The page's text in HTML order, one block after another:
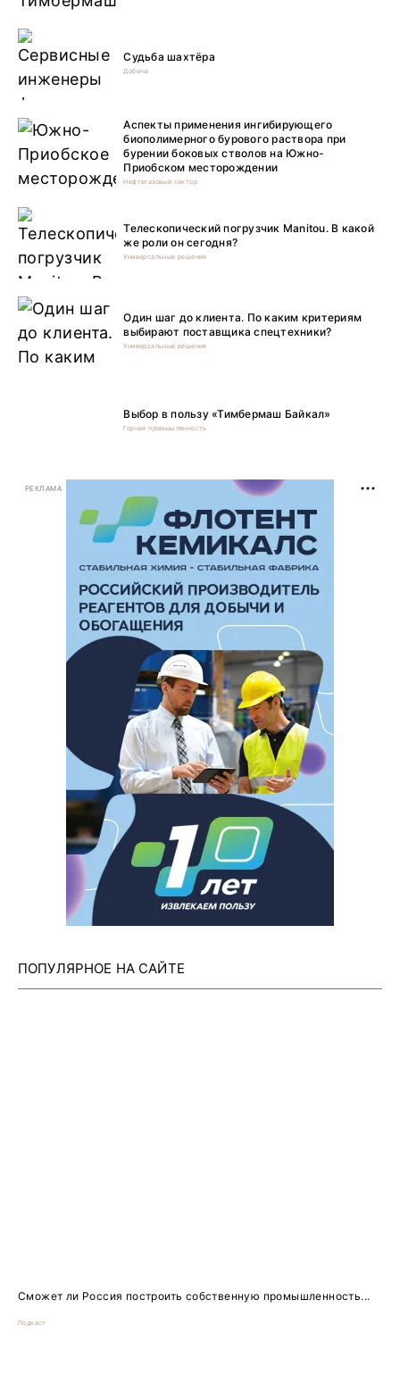
Судьба шахтёра
Добыча
Аспекты применения ингибирующего
биополимерного бурового раствора при
бурении боковых стволов на Южно-
Приобском месторождении
Нефтегазовый сектор
Телескопический погрузчик Manitou. В какой
же роли он сегодня?
Универсальные решения
Один шаг до клиента. По каким критериям
выбирают поставщика спецтехники?
Универсальные решения
Выбор в пользу «Тимбермаш Байкал»
Горная промышленность
РЕКЛАМА
ПОПУЛЯРНОЕ НА САЙТЕ
Сможет ли Россия построить собственную промышленность...
Подкаст